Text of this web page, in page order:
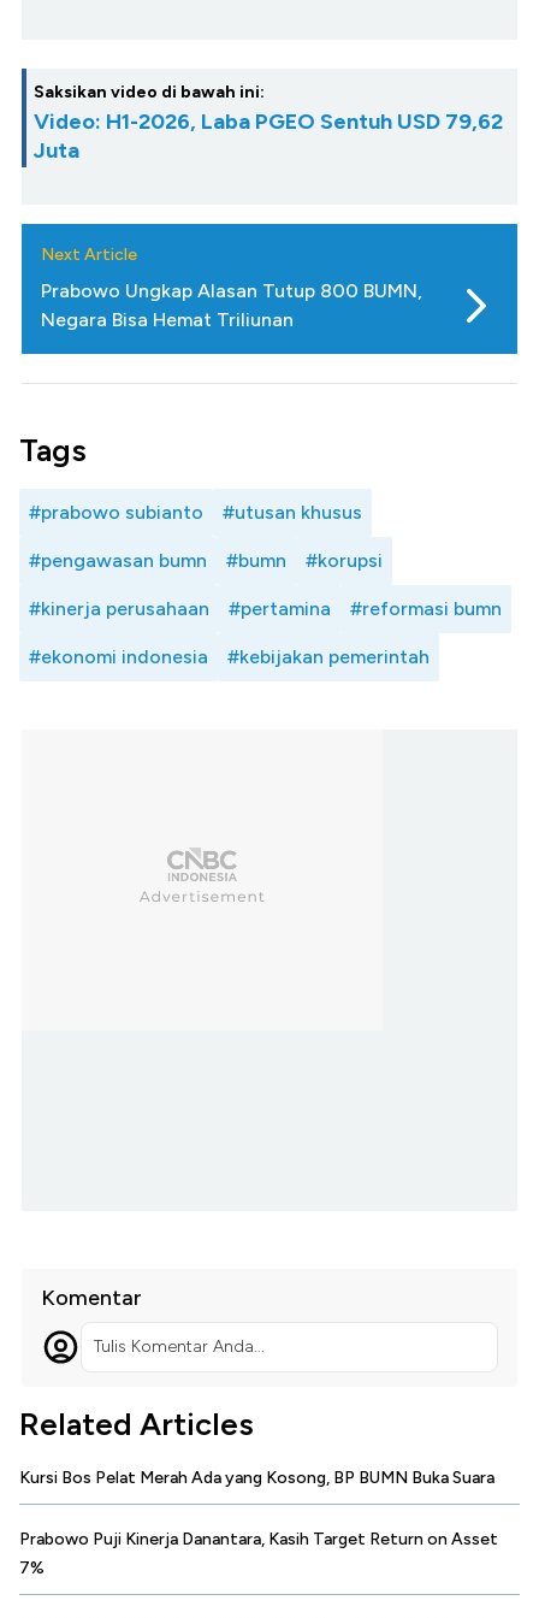
Saksikan video di bawah ini:
Video: H1-2026, Laba PGEO Sentuh USD 79,62
Juta
Next Article
Prabowo Ungkap Alasan Tutup 800 BUMN,
Negara Bisa Hemat Triliunan
Tags
#prabowo subianto #utusan khusus
#pengawasan bumn #bumn #korupsi
#kinerja perusahaan #pertamina #reformasi bumn
#ekonomi indonesia #kebijakan pemerintah
Komentar
Tulis Komentar Anda...
Related Articles
Kursi Bos Pelat Merah Ada yang Kosong, BP BUMN Buka Suara
Prabowo Puji Kinerja Danantara, Kasih Target Return on Asset
7%